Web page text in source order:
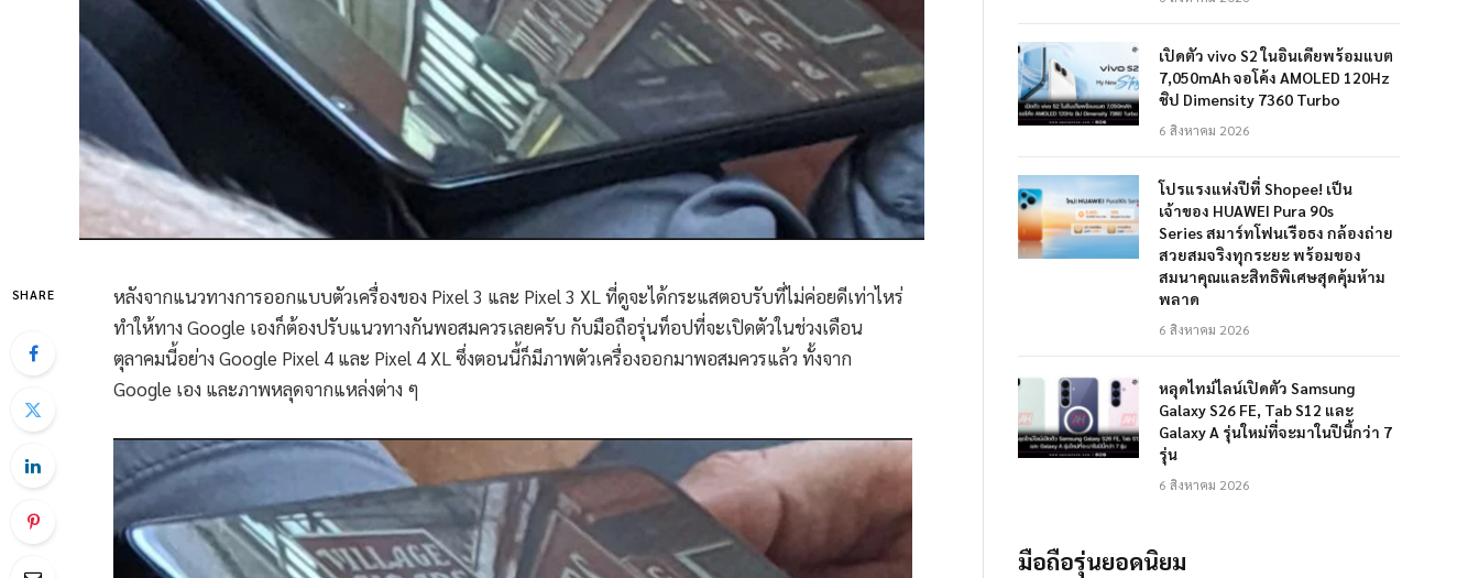
SHARE
หลังจากแนวทางการออกแบบตัวเครื่องของ Pixel 3 และ Pixel 3 XL ที่ดูจะได้กระแสตอบรับที่ไม่ค่อยดีเท่าไหร่
ทำให้ทาง Google เองก็ต้องปรับแนวทางกันพอสมควรเลยครับ กับมือถือรุ่นท็อปที่จะเปิดตัวในช่วงเดือน
ตุลาคมนี้อย่าง Google Pixel 4 และ Pixel 4 XL ซึ่งตอนนี้ก็มีภาพตัวเครื่องออกมาพอสมควรแล้ว ทั้งจาก
Google เอง และภาพหลุดจากแหล่งต่าง ๆ
เปิดตัว vivo S2 ในอินเดียพร้อมแบต
7,050mAh จอโค้ง AMOLED 120Hz
ชิป Dimensity 7360 Turbo
6 สิงหาคม 2026
โปรแรงแห่งปีที่ Shopee! เป็น
เจ้าของ HUAWEI Pura 90s
Series สมาร์ทโฟนเรือธง กล้องถ่าย
สวยสมจริงทุกระยะ พร้อมของ
สมนาคุณและสิทธิพิเศษสุดคุ้มห้าม
พลาด
6 สิงหาคม 2026
หลุดไทม์ไลน์เปิดตัว Samsung
Galaxy S26 FE, Tab S12 และ
Galaxy A รุ่นใหม่ที่จะมาในปีนี้กว่า 7
รุ่น
6 สิงหาคม 2026
มือถือรุ่นยอดนิยม